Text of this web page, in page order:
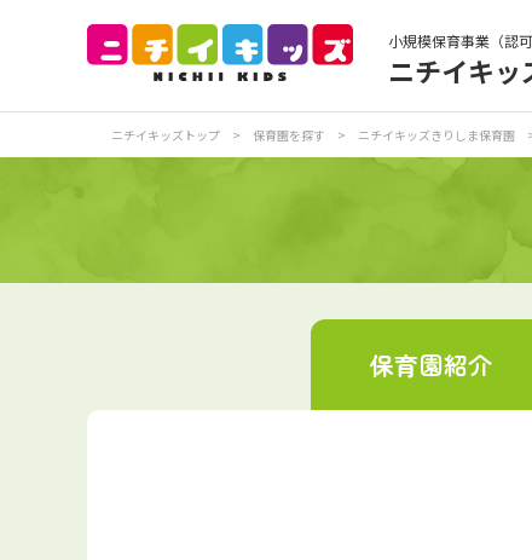
小規模保育事業（認可
ニチイキッ
写真販売サービス
保育園に関するお問い合わせ
ニチイキッズトップ > 保育園を探す > ニチイキッズきりしま保育園
保育園紹介